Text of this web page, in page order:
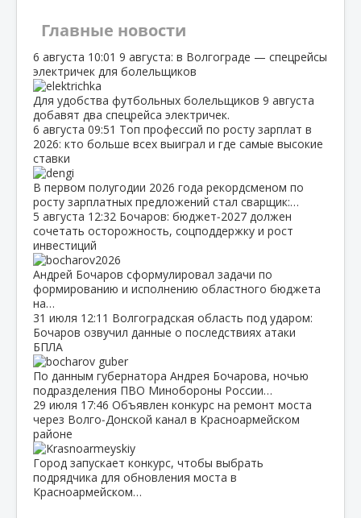
Главные новости
6 августа 10:01 9 августа: в Волгограде — спецрейсы
электричек для болельщиков
Для удобства футбольных болельщиков 9 августа
добавят два спецрейса электричек.
6 августа 09:51 Топ профессий по росту зарплат в
2026: кто больше всех выиграл и где самые высокие
ставки
В первом полугодии 2026 года рекордсменом по
росту зарплатных предложений стал сварщик:…
5 августа 12:32 Бочаров: бюджет‑2027 должен
сочетать осторожность, соцподдержку и рост
инвестиций
Андрей Бочаров сформулировал задачи по
формированию и исполнению областного бюджета
на…
31 июля 12:11 Волгоградская область под ударом:
Бочаров озвучил данные о последствиях атаки
БПЛА
По данным губернатора Андрея Бочарова, ночью
подразделения ПВО Минобороны России…
29 июля 17:46 Объявлен конкурс на ремонт моста
через Волго‑Донской канал в Красноармейском
районе
Город запускает конкурс, чтобы выбрать
подрядчика для обновления моста в
Красноармейском…